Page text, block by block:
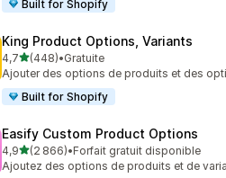
Built for Shopify
King Product Options, Variants
4,7étoile(s) sur 5
(448)
448 avis au total
•Gratuite
Ajouter des options de produits et des
Built for Shopify
Easify Custom Product Options
4,9étoile(s) sur 5
(2 866)
2866 avis au total
•Forfait gratuit disponible
Ajoutez des options de produits et de